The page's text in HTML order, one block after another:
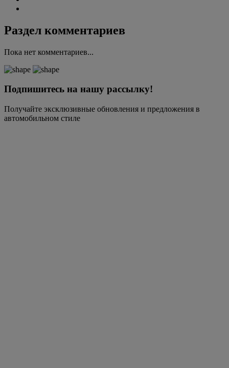
Раздел комментариев
Пока нет комментариев...
Подпишитесь на нашу рассылку!
Получайте эксклюзивные обновления и предложения в
автомобильном стиле